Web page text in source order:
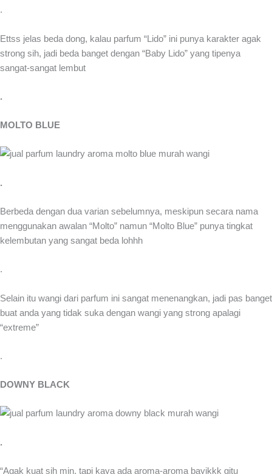
.
Ettss jelas beda dong, kalau parfum “Lido” ini punya karakter agak
strong sih, jadi beda banget dengan “Baby Lido” yang tipenya
sangat-sangat lembut
.
MOLTO BLUE
.
Berbeda dengan dua varian sebelumnya, meskipun secara nama
menggunakan awalan “Molto” namun “Molto Blue” punya tingkat
kelembutan yang sangat beda lohhh
.
Selain itu wangi dari parfum ini sangat menenangkan, jadi pas banget
buat anda yang tidak suka dengan wangi yang strong apalagi
“extreme”
.
DOWNY BLACK
.
“Agak kuat sih min, tapi kaya ada aroma-aroma bayikkk gitu